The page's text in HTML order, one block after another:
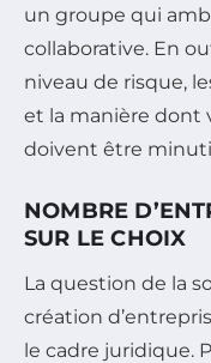
un groupe qui
collaborative. En
niveau de risque,
et la manière dont
doivent être
NOMBRE
SUR LE CHOIX
La question de la
création
le cadre juridique.